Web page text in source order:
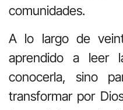
comunidades.
A lo largo de
aprendido a leer
conocerla, sino
transformar por